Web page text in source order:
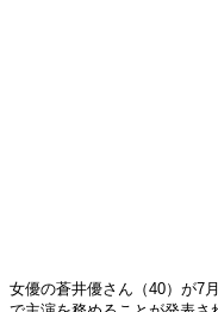
女優の蒼井優さん（40）が7